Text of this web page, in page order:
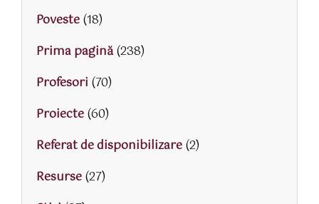
Poveste(18)
Prima pagină(238)
Profesori (70)
Proiecte(60)
Referat de disponibilizare(2)
Resurse(27)